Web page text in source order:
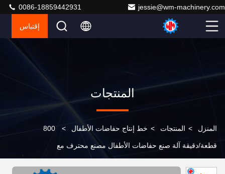
jessie@wm-machinery.com
0086-18859442931
إقتباس
المنتجات
المنزل > المنتجات > خط إنتاج حفاضات الأطفال >
800
قطعة/دقيقة آلة صنع حفاضات الأطفال مصنع محترف مع